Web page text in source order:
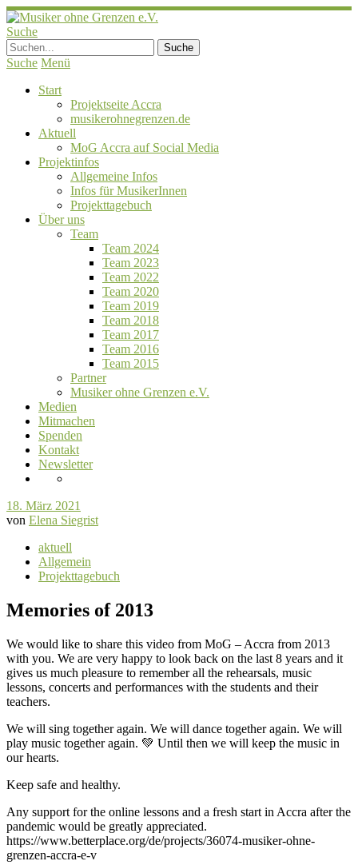
Suche
Suche Menü
Start
Projektseite Accra
musikerohnegrenzen.de
Aktuell
MoG Accra auf Social Media
Projektinfos
Allgemeine Infos
Infos für MusikerInnen
Projekttagebuch
Über uns
Team
Team 2024
Team 2023
Team 2022
Team 2020
Team 2019
Team 2018
Team 2017
Team 2016
Team 2015
Partner
Musiker ohne Grenzen e.V.
Medien
Mitmachen
Spenden
Kontakt
Newsletter
18. März 2021
von Elena Siegrist
aktuell
Allgemein
Projekttagebuch
Memories of 2013
We would like to share this video from MoG – Accra from 2013
with you. We are very happy to look back on the last 8 years and it
gives us much pleasure to remember all the rehearsals, music
lessons, concerts and performances with the students and their
teachers.
We will sing together again. We will dance together again. We will
play music together again. 💚 Until then we will keep the music in
our hearts.
Keep safe and healthy.
Any support for the online lessons and a fresh start in Accra after the
pandemic would be greatly appreciated.
https://www.betterplace.org/de/projects/36074-musiker-ohne-
grenzen-accra-e-v